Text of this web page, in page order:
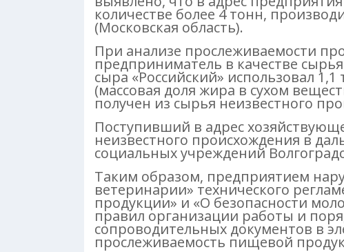
количестве более 4 тонн,
(Московская область).
При анализе прослеживаемости
предприниматель в качестве
сыра «Российский» использовал
(массовая доля жира в сухом
получен из сырья неизвестного
Поступивший в адрес
неизвестного происхождения в
социальных учреждений
Таким образом, предприятием
ветеринарии» технического
продукции» и «О безопасности
правил организации работы и
сопроводительных документов в
прослеживаемость пищевой